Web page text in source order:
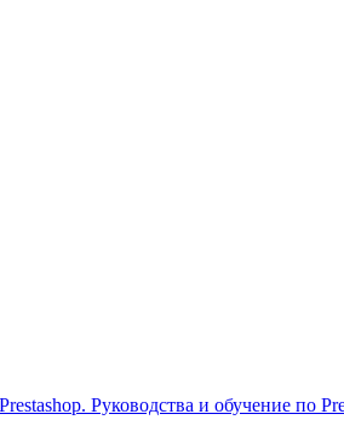
Руководства и обучение по